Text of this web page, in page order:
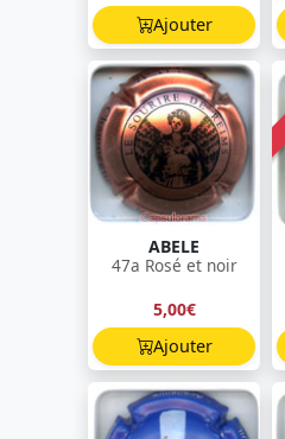
Ajouter
ABELE
47a Rosé et noir
5,00€
Ajouter